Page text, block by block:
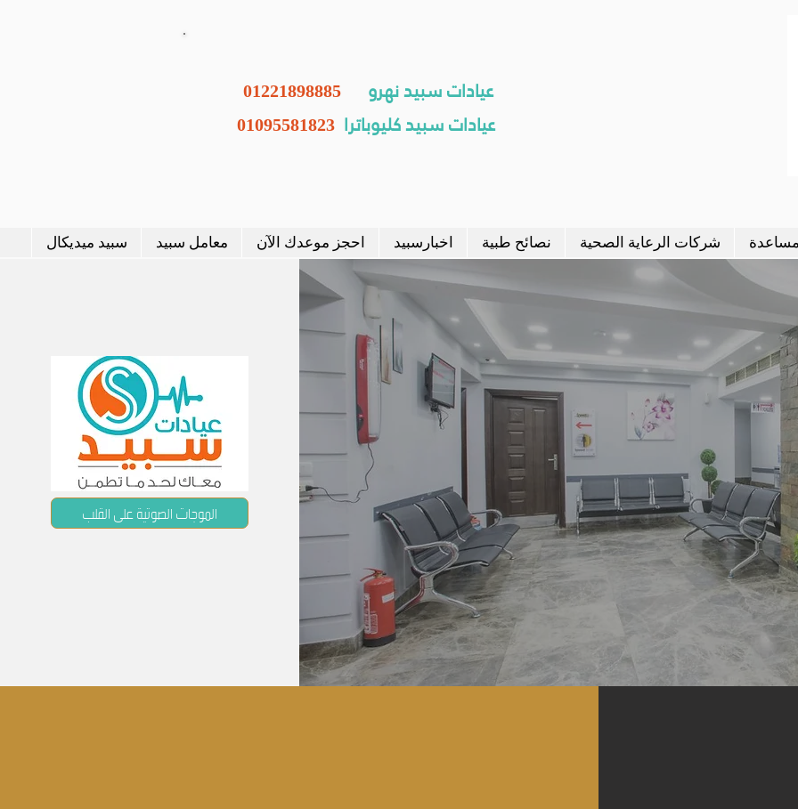
الموجات الصوتية على القلب
01221898885 عيادات سبيد نهرو
01095581823 عيادات سبيد كليوباترا
شركات الرعاية الصحية نصائح طبية اخبارسبيد احجز موعدك الآن معامل سبيد سبيد ميديكال